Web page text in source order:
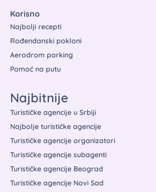
Korisno
Najbolji recepti
Rođendanski pokloni
Aerodrom parking
Pomoć na putu
Najbitnije
Turističke agencije u Srbiji
Najbolje turističke agencije
Turističke agencije organizatori
Turističke agencije subagenti
Turističke agencije Beograd
Turističke agencije Novi Sad